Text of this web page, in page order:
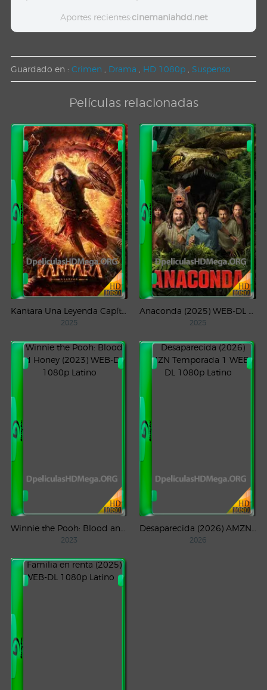
Aportes recientes:cinemaniahdd.net
Guardado en : Crimen Drama HD 1080p Suspenso
Películas relacionadas
2025 2025
2023 2026